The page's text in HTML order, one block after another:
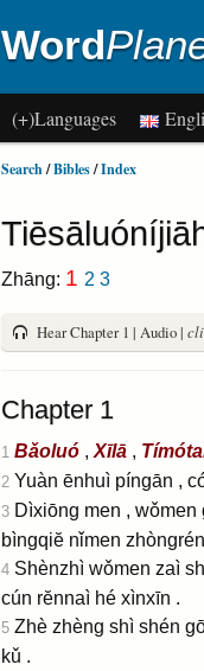
Word
(+)Languages
Search/Bibles/Index
Zhāng: 1 2 3
Hear Chapter 1 | Audio |
Chapter 1
1 Bǎoluó , Xīlā ,
2 Yuàn ēnhuì píngān ,
3 Dìxiōng men ,
bìngqiĕ nǐmen
4 Shènzhì wǒmen zaì
cún rĕnnaì hé xìnxīn .
5 Zhè zhèng shì shén
kǔ .